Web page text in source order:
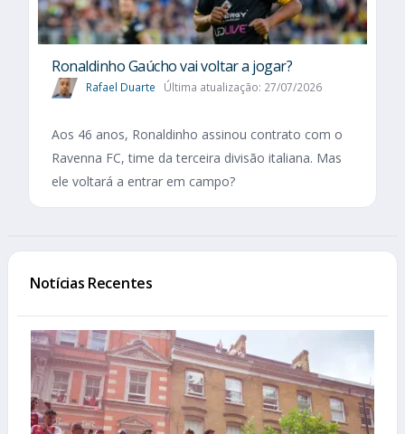
Ronaldinho Gaúcho vai voltar a jogar?
Rafael Duarte Última atualização: 27/07/2026
Aos 46 anos, Ronaldinho assinou contrato com o
Ravenna FC, time da terceira divisão italiana. Mas
ele voltará a entrar em campo?
Notícias Recentes